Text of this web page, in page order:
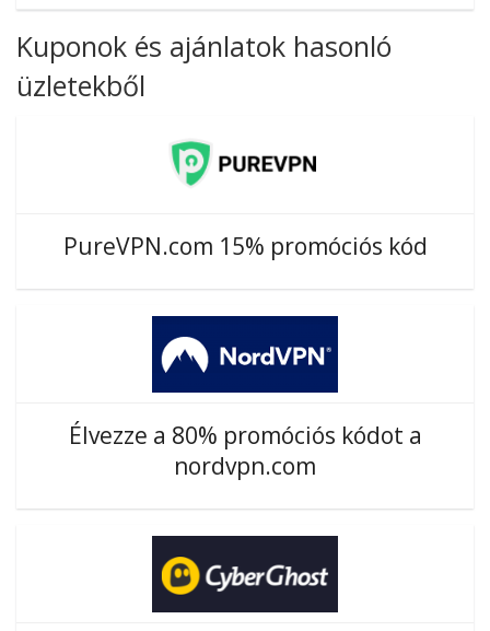
Kuponok és ajánlatok hasonló
üzletekből
PureVPN.com 15% promóciós kód
Élvezze a 80% promóciós kódot a
nordvpn.com